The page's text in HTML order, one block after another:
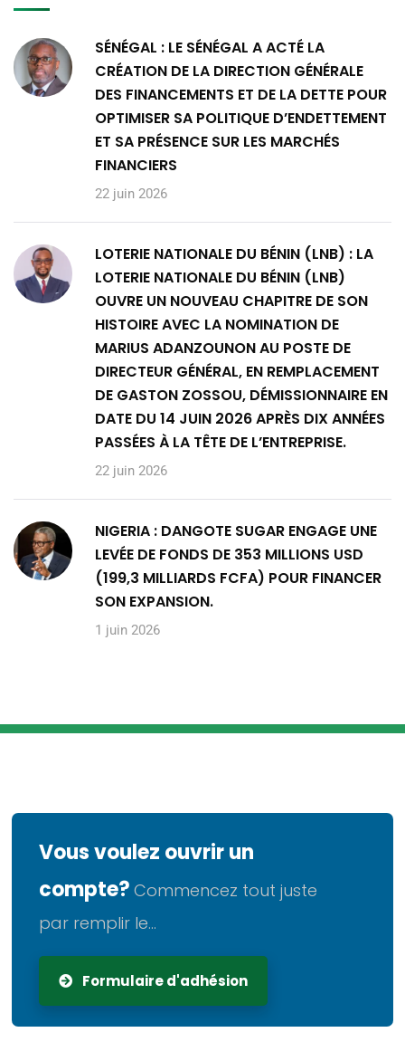
SÉNÉGAL : LE SÉNÉGAL A ACTÉ LA
CRÉATION DE LA DIRECTION GÉNÉRALE
DES FINANCEMENTS ET DE LA DETTE POUR
OPTIMISER SA POLITIQUE D’ENDETTEMENT
ET SA PRÉSENCE SUR LES MARCHÉS
FINANCIERS
22 juin 2026
LOTERIE NATIONALE DU BÉNIN (LNB) : LA
LOTERIE NATIONALE DU BÉNIN (LNB)
OUVRE UN NOUVEAU CHAPITRE DE SON
HISTOIRE AVEC LA NOMINATION DE
MARIUS ADANZOUNON AU POSTE DE
DIRECTEUR GÉNÉRAL, EN REMPLACEMENT
DE GASTON ZOSSOU, DÉMISSIONNAIRE EN
DATE DU 14 JUIN 2026 APRÈS DIX ANNÉES
PASSÉES À LA TÊTE DE L’ENTREPRISE.
22 juin 2026
NIGERIA : DANGOTE SUGAR ENGAGE UNE
LEVÉE DE FONDS DE 353 MILLIONS USD
(199,3 MILLIARDS FCFA) POUR FINANCER
SON EXPANSION.
1 juin 2026
Vous voulez ouvrir un
compte? Commencez tout juste
par remplir le...
Formulaire d'adhésion